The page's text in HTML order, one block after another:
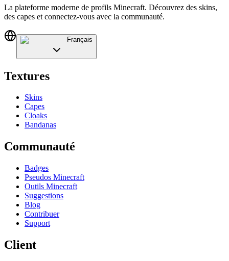
La plateforme moderne de profils Minecraft. Découvrez des skins,
des capes et connectez-vous avec la communauté.
Français
Textures
Skins
Capes
Cloaks
Bandanas
Communauté
Badges
Pseudos Minecraft
Outils Minecraft
Suggestions
Blog
Contribuer
Support
Client